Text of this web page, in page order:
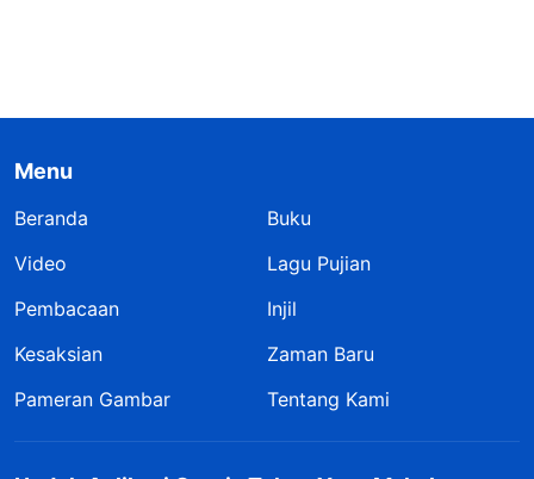
Menu
Beranda
Buku
Video
Lagu Pujian
Pembacaan
Injil
Kesaksian
Zaman Baru
Pameran Gambar
Tentang Kami